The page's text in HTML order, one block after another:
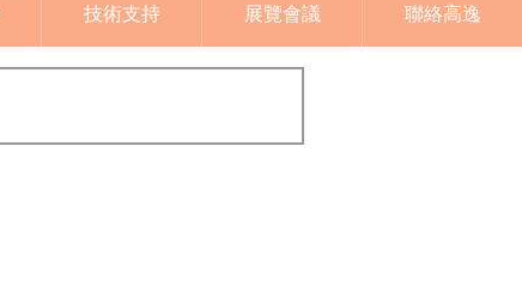
技術支持 展覽會議 聯絡高逸